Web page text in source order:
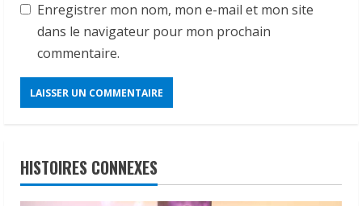
Enregistrer mon nom, mon e-mail et mon site
dans le navigateur pour mon prochain
commentaire.
HISTOIRES CONNEXES